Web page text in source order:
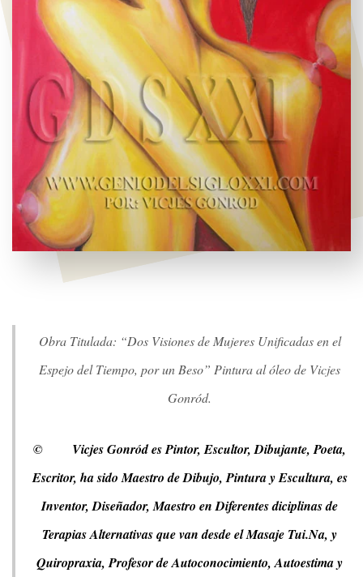
Obra Titulada: “Dos Visiones de Mujeres Unificadas en el
Espejo del Tiempo, por un Beso” Pintura al óleo de Vicjes
Gonród.
©
Vicjes Gonród es Pintor, Escultor, Dibujante, Poeta,
Escritor, ha sido Maestro de Dibujo, Pintura y Escultura, es
Inventor, Diseñador, Maestro en Diferentes diciplinas de
Terapias Alternativas que van desde el Masaje Tui.Na, y
Quiropraxia, Profesor de Autoconocimiento, Autoestima y